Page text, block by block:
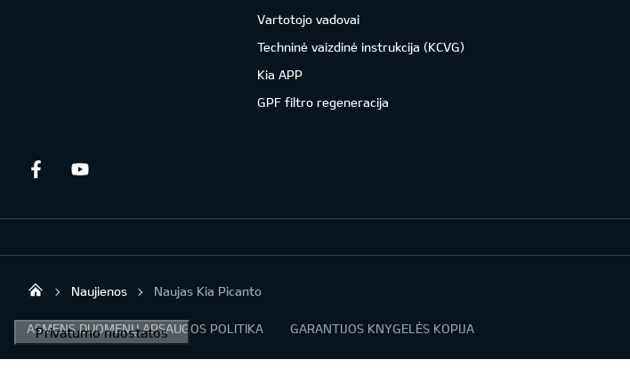
Vartotojo vadovai
Techninė vaizdinė instrukcija (KCVG)
Kia APP
GPF filtro regeneracija
Facebook
UAB „Kia Auto“
Naujienos Naujas Kia Picanto
ASMENS DUOMENŲ APSAUGOS POLITIKA GARANTIJOS KNYGELĖS KOPIJA